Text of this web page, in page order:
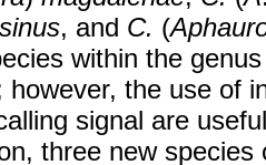
, and C. (
within the
however, the use of
signal are
three new